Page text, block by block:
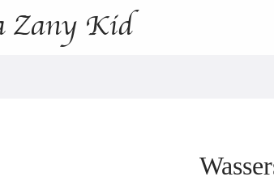
Zany Kid